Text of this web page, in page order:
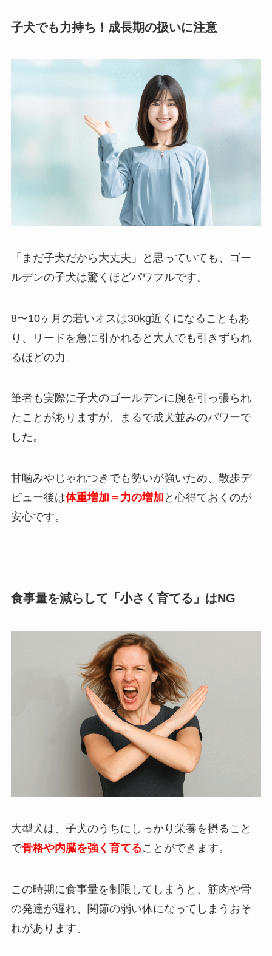
子犬でも力持ち！成長期の扱いに注意
「まだ子犬だから大丈夫」と思っていても、ゴー
ルデンの子犬は驚くほどパワフルです。
8〜10ヶ月の若いオスは30kg近くになることもあ
り、リードを急に引かれると大人でも引きずられ
るほどの力。
筆者も実際に子犬のゴールデンに腕を引っ張られ
たことがありますが、まるで成犬並みのパワーで
した。
甘噛みやじゃれつきでも勢いが強いため、散歩デ
ビュー後は体重増加＝力の増加 と心得ておくのが
安心です。
食事量を減らして「小さく育てる」はNG
大型犬は、子犬のうちにしっかり栄養を摂ること
で骨格や内臓を強く育てることができます。
この時期に食事量を制限してしまうと、筋肉や骨
の発達が遅れ、関節の弱い体になってしまうおそ
れがあります。